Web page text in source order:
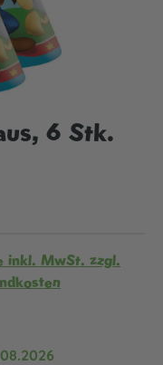
6 Stk.
inkl. MwSt. zzgl.